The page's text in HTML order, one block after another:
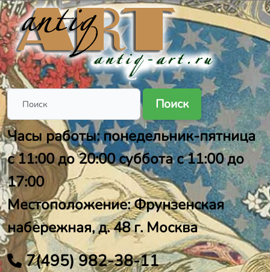
Поиск
Часы работы: понедельник-пятница
с 11:00 до 20:00 суббота с 11:00 до
17:00
Местоположение: Фрунзенская
набережная, д. 48 г. Москва
7(495) 982-38-11